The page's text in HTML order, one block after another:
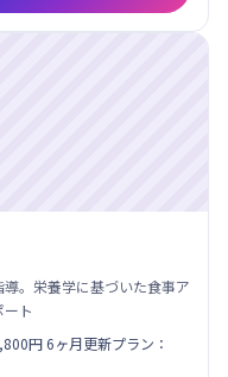
。栄養学に基づいた食事ア
ト
円 6ヶ月更新プラン：